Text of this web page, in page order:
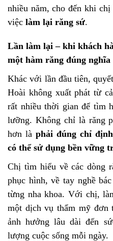
nhiều năm, cho đến khi
việc làm lại răng sứ.
Lần làm lại – khi khách
một hàm răng đúng nghĩa
Khác với lần đầu tiên,
Hoài không xuất phát từ
rất nhiều thời gian để tìm
lưỡng. Không chỉ là răng
hơn là phải đúng chỉ
có thể sử dụng bền vững
Chị tìm hiểu về các dòng
phục hình, về tay nghề
từng nha khoa. Với chị,
một dịch vụ thẩm mỹ đơn
ảnh hưởng lâu dài đến
lượng cuộc sống mỗi ngày.